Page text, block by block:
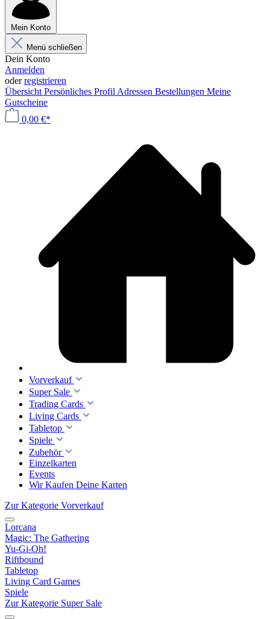
Mein Konto
Menü schließen
Dein Konto
Anmelden
oderregistrieren
Übersicht Persönliches Profil Adressen Bestellungen Meine
Gutscheine
0,00 €*
Vorverkauf
Super Sale
Trading Cards
Living Cards
Tabletop
Spiele
Zubehör
Einzelkarten
Events
Wir Kaufen Deine Karten
Zur Kategorie Vorverkauf
Lorcana
Magic: The Gathering
Yu-Gi-Oh!
Riftbound
Tabletop
Living Card Games
Spiele
Zur Kategorie Super Sale